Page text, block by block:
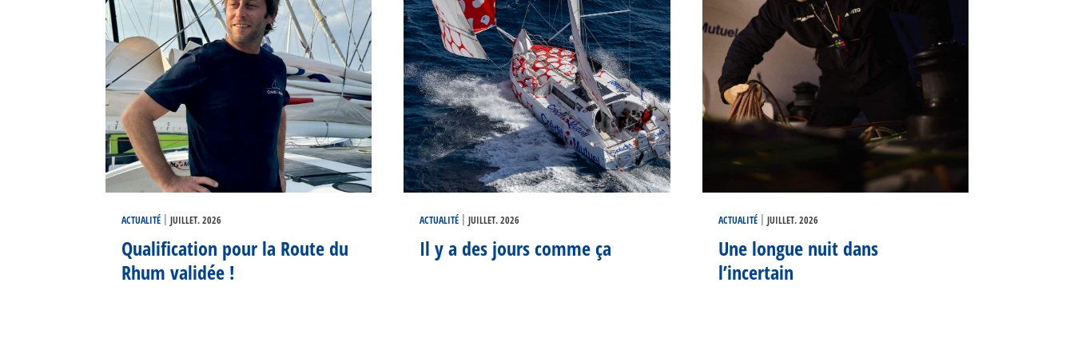
ACTUALITÉ | JUILLET. 2026
Qualification pour la Route du
Rhum validée !
ACTUALITÉ |JUILLET. 2026
Il y a des jours comme ça
ACTUALITÉ| JUILLET. 2026
Une longue nuit dans
l’incertain